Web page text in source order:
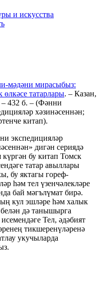
и искусства
мәдәни мирасыбыз:
өлкәсе татарлары. – Казан,
– 432 б. – (Фәнни
хәзинәсеннән;
китап).
экспедицияләр
дигән сериядә
күргән бу китап Томск
татар авыллары
бу яктагы гореф-
һәм тел үзенчәлекләре
бай мәгълүмат бирә.
кул эшләре һәм халык
дә танышырга
Тел, әдәбият
тикшеренүләренә
укучыларда